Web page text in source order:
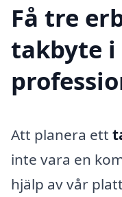
Få tre
takbyte i
Att planera ett
inte vara en
hjälp av vår